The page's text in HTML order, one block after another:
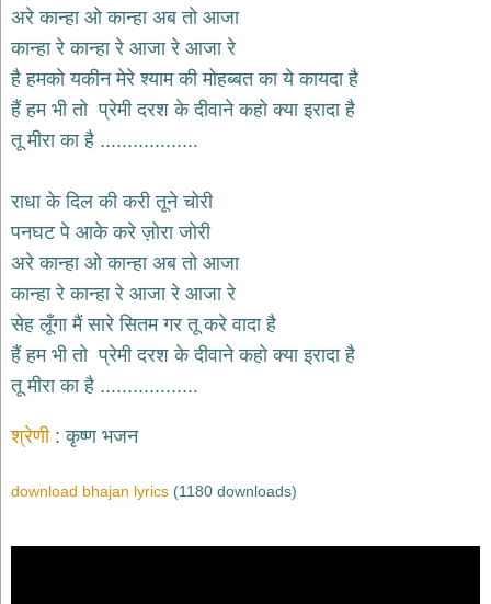
शिव
भजन
shiv
bhajans
हनुमान
भजन
hanuman
साईं
भजन
bhajans
जैन
भजन
bhajans
दुर्गा
durga
गणेश
bhajans
अरे कान्हा ओ कान्हा अब तो आजा
कान्हा रे कान्हा रे आजा रे आजा रे
है हमको यकीन मेरे श्याम की मोहब्बत का ये कायदा है
हैं हम भी तो प्रेमी दरश के दीवाने कहो क्या इरादा है
तू मीरा का है ..................
राधा के दिल की करी तूने चोरी
पनघट पे आके करे ज़ोरा जोरी
अरे कान्हा ओ कान्हा अब तो आजा
कान्हा रे कान्हा रे आजा रे आजा रे
सेह लूँगा मैं सारे सितम गर तू करे वादा है
हैं हम भी तो प्रेमी दरश के दीवाने कहो क्या इरादा है
तू मीरा का है ..................
श्रेणी कृष्ण भजन
download bhajan lyrics (1180 downloads)